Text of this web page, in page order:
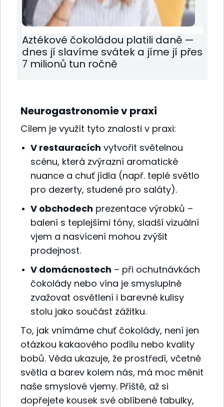
Aztékové čokoládou platili daně —
dnes jí slavíme svátek a jíme jí přes
7 milionů tun ročně
Neurogastronomie v praxi
Cílem je využít tyto znalosti v praxi:
V restauracích vytvořit světelnou
scénu, která zvýrazní aromatické
nuance a chuť jídla (např. teplé světlo
pro dezerty, studené pro saláty).
V obchodech prezentace výrobků –
balení s teplejšími tóny, sladší vizuální
vjem a nasvícení mohou zvýšit
prodejnost.
V domácnostech – při ochutnávkách
čokolády nebo vína je smysluplné
zvažovat osvětlení i barevné kulisy
stolu jako součást zážitku.
To, jak vnímáme chuť čokolády, není jen
otázkou kakaového podílu nebo kvality
bobů. Věda ukazuje, že prostředí, včetně
světla a barev kolem nás, má moc měnit
naše smyslové vjemy. Příště, až si
dopřejete kousek své oblíbené tabulky,